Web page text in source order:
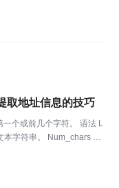
取地址信息的技巧
一个或前几个字符。 语法 L
本字符串。 Num_chars 指